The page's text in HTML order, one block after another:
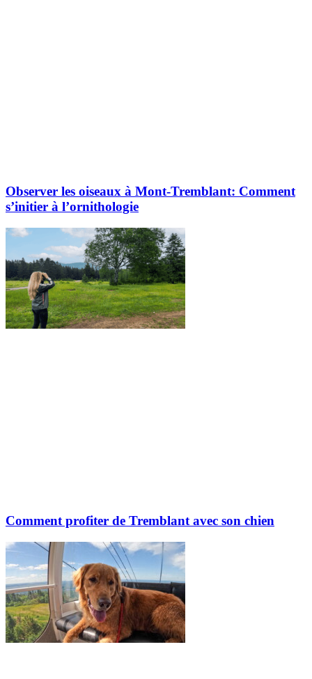
Observer les oiseaux à Mont-Tremblant: Comment
s’initier à l’ornithologie
Comment profiter de Tremblant avec son chien